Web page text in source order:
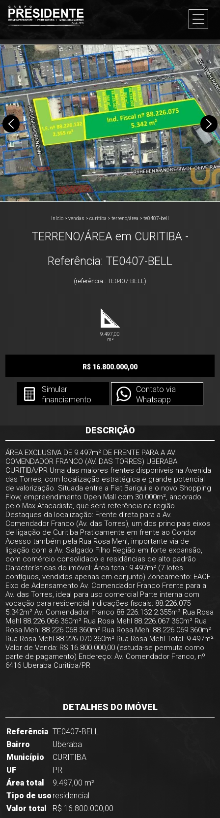
início > vendas > curitiba > terreno/área > te0407-bell
TERRENO/ÁREA em CURITIBA -
Referência: TE0407-BELL
(referência.: TE0407-BELL)
9.497,00
m²
R$ 16.800.000,00
Simular
financiamento
Contato via
Whatsapp
DESCRIÇÃO
ÁREA EXCLUSIVA DE 9.497m² DE FRENTE PARA A AV.
COMENDADOR FRANCO (AV. DAS TORRES) UBERABA
CURITIBA/PR Uma das maiores frentes disponíveis na Avenida
das Torres, com localização estratégica e grande potencial
de valorização. Situada entre a Fiat Barigui e o novo Shopping
Flow, empreendimento Open Mall com 30.000m², ancorado
pelo Max Atacadista, que será referência na região.
Destaques da localização: Frente direta para a Av.
Comendador Franco (Av. das Torres), um dos principais eixos
de ligação de Curitiba Praticamente em frente ao Condor
Acesso também pela Rua Rosa Mehl, importante via de
ligação com a Av. Salgado Filho Região em forte expansão,
com comércio consolidado e residências de alto padrão
Características do imóvel: Área total: 9.497m² (7 lotes
contíguos, vendidos apenas em conjunto) Zoneamento: EACF
Eixo de Adensamento Av. Comendador Franco Frente para a
Av. das Torres, ideal para uso comercial Parte interna com
vocação para residencial Indicações fiscais: 88.226.075
5.342m² Av. Comendador Franco 88.226.132 2.355m² Rua Rosa
Mehl 88.226.066 360m² Rua Rosa Mehl 88.226.067 360m² Rua
Rosa Mehl 88.226.068 360m² Rua Rosa Mehl 88.226.069 360m²
Rua Rosa Mehl 88.226.070 360m² Rua Rosa Mehl Total: 9.497m²
Valor de Venda: R$ 16.800.000,00 (estuda-se permuta como
parte de pagamento) Endereço: Av. Comendador Franco, nº
6416 Uberaba Curitiba/PR
DETALHES DO IMÓVEL
Referência TE0407-BELL
Bairro
Uberaba
Município
CURITIBA
UF
PR
Área total
9.497,00 m²
Tipo de uso residencial
Valor total
R$ 16.800.000,00